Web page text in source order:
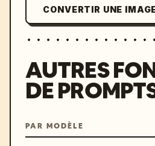
CONVERTIR UNE
AUTRES
DE
PAR MODÈLE